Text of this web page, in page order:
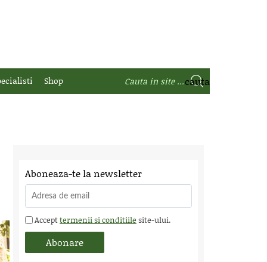
Shop
Aboneaza-te la newsletter
Accepttermenii si conditiile site-ului.